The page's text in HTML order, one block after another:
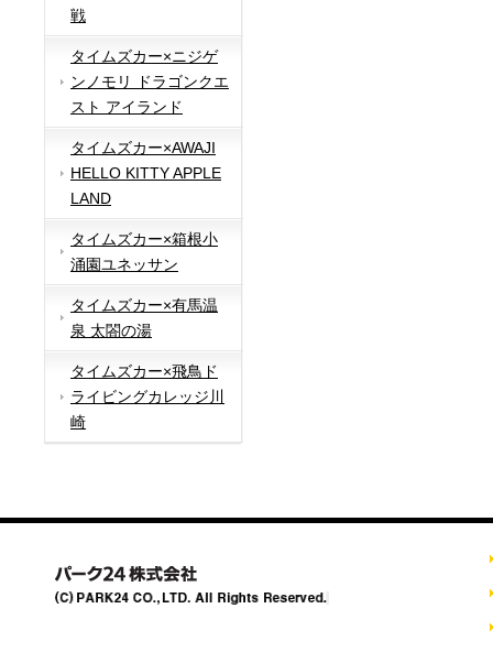
戦
タイムズカー×ニジゲ
ンノモリ ドラゴンクエ
スト アイランド
タイムズカー×AWAJI
HELLO KITTY APPLE
LAND
タイムズカー×箱根小
涌園ユネッサン
タイムズカー×有馬温
泉 太閤の湯
タイムズカー×飛鳥ド
ライビングカレッジ川
崎